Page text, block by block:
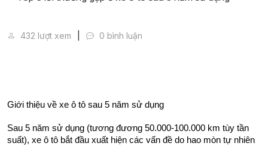
432 lượt xem 0 bình luận
Giới thiệu về xe ô tô sau 5 năm sử dụng
Sau 5 năm sử dụng (tương đương 50.000-100.000 km tùy tần
suất), xe ô tô bắt đầu xuất hiện các vấn đề do hao mòn tự nhiên